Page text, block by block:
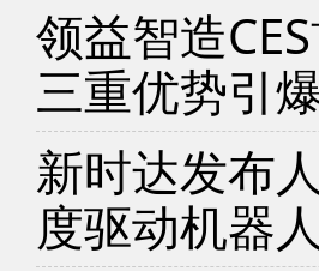
领益智造
三重优势引
新时达发布
度驱动机器